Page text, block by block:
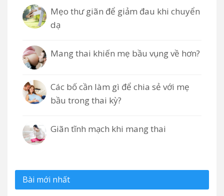
Mẹo thư giãn để giảm đau khi chuyển
dạ
Mang thai khiến mẹ bầu vụng về hơn?
Các bố cần làm gì để chia sẻ với mẹ
bầu trong thai kỳ?
Giãn tĩnh mạch khi mang thai
Bài mới nhất